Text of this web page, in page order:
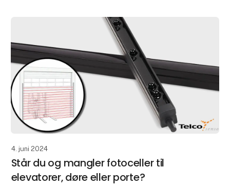
4. juni 2024
Står du og mangler fotoceller til
elevatorer, døre eller porte?